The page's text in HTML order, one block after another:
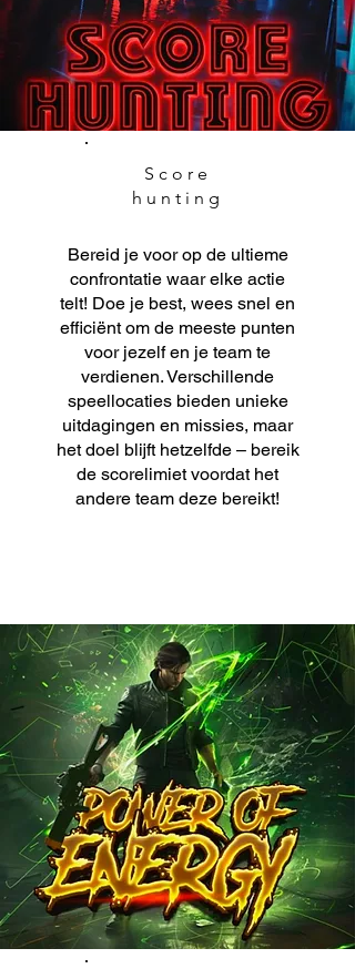
Score
hunting
Bereid je voor op de ultieme
confrontatie waar elke actie
telt! Doe je best, wees snel en
efficiënt om de meeste punten
voor jezelf en je team te
verdienen. Verschillende
speellocaties bieden unieke
uitdagingen en missies, maar
het doel blijft hetzelfde – bereik
de scorelimiet voordat het
andere team deze bereikt!